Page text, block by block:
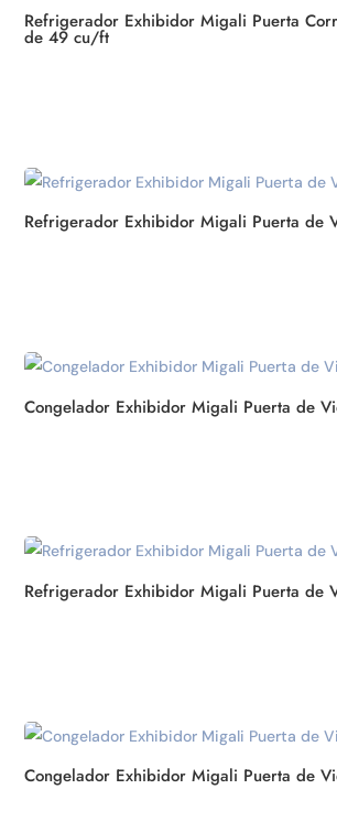
Refrigerador Exhibidor Migali Puerta
de 49 cu/ft
Refrigerador Exhibidor Migali Puerta de
Congelador Exhibidor Migali Puerta de
Refrigerador Exhibidor Migali Puerta de
Congelador Exhibidor Migali Puerta de